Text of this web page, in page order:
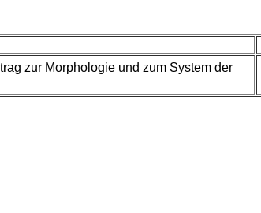
zur Morphologie und zum System der